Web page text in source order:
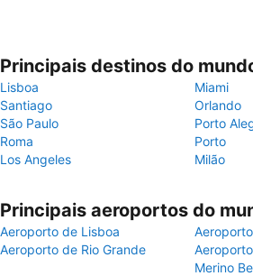
Principais destinos do
Lisboa
Miami
Santiago
Orlando
São Paulo
Porto
Roma
Porto
Los Angeles
Milão
Principais aeroportos do
Aeroporto de Lisboa
Aeroporto de Rio Grande
Merino